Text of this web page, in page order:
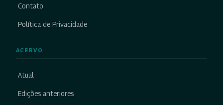
Contato
Política de Privacidade
ACERVO
Atual
Edições anteriores